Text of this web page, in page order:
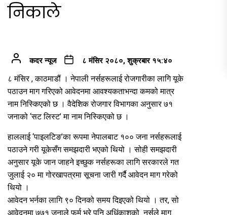
निकाले
कदर न्यूज ८ मंसिर २०८०, शुक्रबार १५:४०
८ मंसिर , काठमाडौं । नेपाली नर्सहरूलाई रोजगारीका लागि यूके
पठाउन माग गरिएको आवेदनमा आवश्यकताभन्दा कमको मात्र
नाम निस्किएको छ । वैदेशिक रोजगार विभागका अनुसार ७१
जनाको ‘सट लिस्ट’ मा नाम निस्किएको छ ।
हाललाई ‘पाइलटिङ’का रूपमा नेपालबाट १०० जना नर्सहरूलाई
पठाउने गरी यूकेसँग समझदारी भएको थियो । सोही समझदारी
अनुसार यूके जान जाहने इच्छुक नर्सहरूका लागि सरकारले गत
जुलाई २० मा गोरखापत्रमा सूचना जारी गर्दै आवेदन माग गरेको
थियो ।
आवेदन भर्नका लागि ९० दिनको समय दिइएको थियो । तर, सो
आवेदनमा ७७१ जनाले फर्म भरे पनि अधिंकाशको नर्सले माग